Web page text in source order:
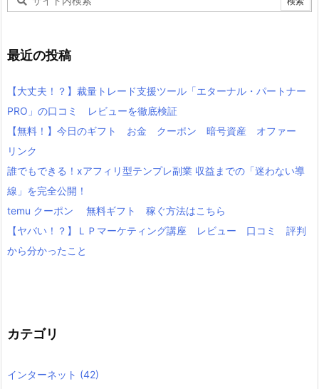
最近の投稿
【大丈夫！？】裁量トレード支援ツール「エターナル・パートナー
PRO」の口コミ レビューを徹底検証
【無料！】今日のギフト お金 クーポン 暗号資産 オファー
リンク
誰でもできる！xアフィリ型テンプレ副業 収益までの「迷わない導
線」を完全公開！
temu クーポン 無料ギフト 稼ぐ方法はこちら
【ヤバい！？】ＬＰマーケティング講座 レビュー 口コミ 評判
から分かったこと
カテゴリ
インターネット (42)